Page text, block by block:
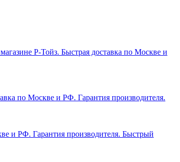
Быстрый